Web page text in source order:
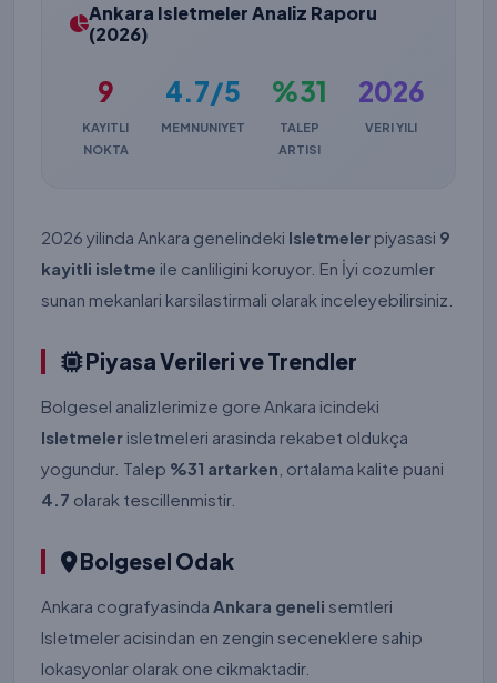
Ankara Isletmeler Analiz Raporu
(2026)
9
KAYITLI
NOKTA
4.7/5
MEMNUNIYET
%31
TALEP
ARTISI
2026
VERI YILI
2026 yilinda Ankara genelindeki Isletmeler piyasasi 9
kayitli isletme ile canliligini koruyor. En İyi cozumler
sunan mekanlari karsilastirmali olarak inceleyebilirsiniz.
Piyasa Verileri ve Trendler
Bolgesel analizlerimize gore Ankara icindeki
Isletmeler isletmeleri arasinda rekabet oldukça
yogundur. Talep %31 artarken , ortalama kalite puani
4.7 olarak tescillenmistir.
Bolgesel Odak
Ankara cografyasinda Ankara geneli semtleri
Isletmeler acisindan en zengin seceneklere sahip
lokasyonlar olarak one cikmaktadir.